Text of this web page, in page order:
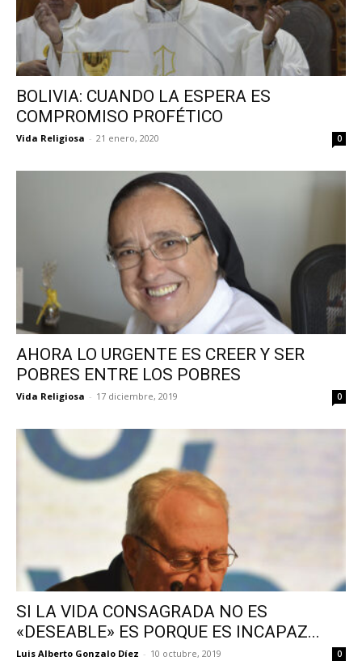
BOLIVIA: CUANDO LA ESPERA ES
COMPROMISO PROFÉTICO
Vida Religiosa - 21 enero, 2020 0
AHORA LO URGENTE ES CREER Y SER
POBRES ENTRE LOS POBRES
Vida Religiosa - 17 diciembre, 2019 0
SI LA VIDA CONSAGRADA NO ES
«DESEABLE» ES PORQUE ES INCAPAZ...
Luis Alberto Gonzalo Díez - 10 octubre, 2019 0